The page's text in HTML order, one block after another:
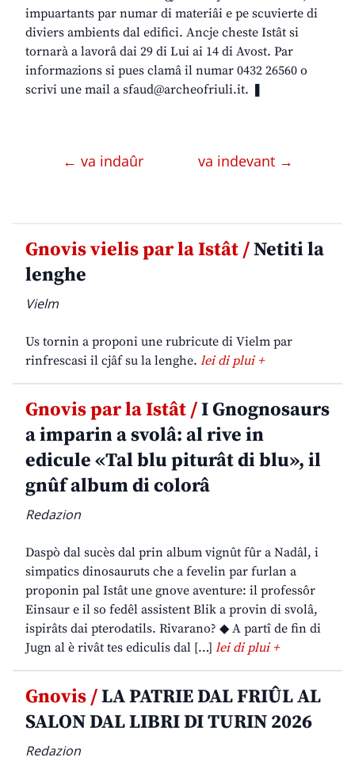
impuartants par numar di materiâi e pe scuvierte di
diviers ambients dal edifici. Ancje cheste Istât si
tornarà a lavorâ dai 29 di Lui ai 14 di Avost. Par
informazions si pues clamâ il numar 0432 26560 o
scrivi une mail a sfaud@archeofriuli.it. ❚
← va indaûr va indevant →
Gnovis vielis par la Istât /Netiti la
lenghe
Vielm
Us tornin a proponi une rubricute di Vielm par
rinfrescasi il cjâf su la lenghe. lei di plui +
Gnovis par la Istât /I Gnognosaurs
a imparin a svolâ: al rive in
edicule «Tal blu piturât di blu», il
gnûf album di colorâ
Redazion
Daspò dal sucès dal prin album vignût fûr a Nadâl, i
simpatics dinosauruts che a fevelin par furlan a
proponin pal Istât une gnove aventure: il professôr
Einsaur e il so fedêl assistent Blik a provin di svolâ,
ispirâts dai pterodatils. Rivarano? ◆ A partî de fin di
Jugn al è rivât tes ediculis dal […] lei di plui +
Gnovis /LA PATRIE DAL FRIÛL AL
SALON DAL LIBRI DI TURIN 2026
Redazion